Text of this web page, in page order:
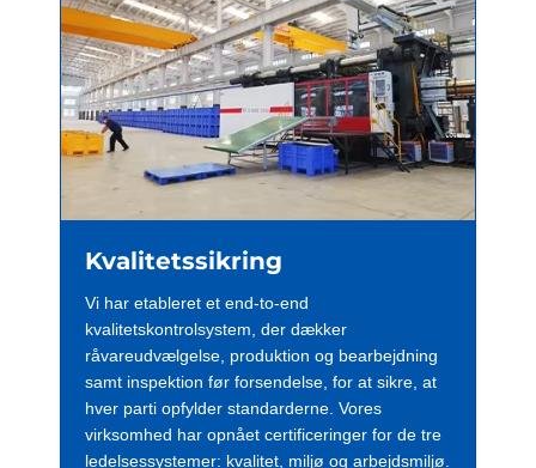
Kvalitetssikring
Vi har etableret et end-to-end
kvalitetskontrolsystem, der dækker
råvareudvælgelse, produktion og bearbejdning
samt inspektion før forsendelse, for at sikre, at
hver parti opfylder standarderne. Vores
virksomhed har opnået certificeringer for de tre
ledelsessystemer: kvalitet, miljø og arbejdsmiljø.